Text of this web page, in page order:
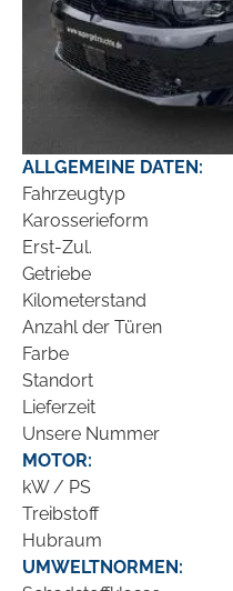
ALLGEMEINE DATEN:
Fahrzeugtyp
Karosserieform
Erst-Zul.
Getriebe
Kilometerstand
Anzahl der Türen
Farbe
Standort
Lieferzeit
Unsere Nummer
MOTOR:
kW / PS
Treibstoff
Hubraum
UMWELTNORMEN: